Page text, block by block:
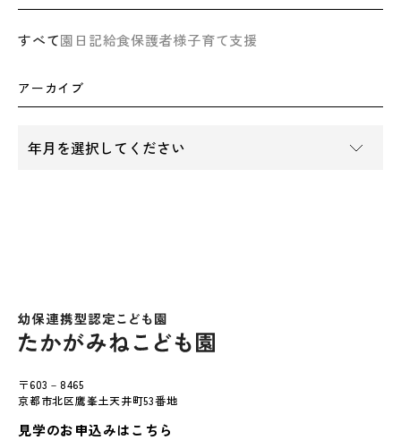
すべて園日記給食保護者様子育て支援
アーカイブ
〒603－8465
京都市北区鷹峯土天井町53番地
見学のお申込みはこちら